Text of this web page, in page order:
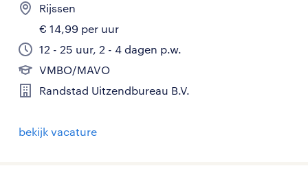
Rijssen
€ 14,99 per uur
12 - 25 uur, 2 - 4 dagen p.w.
VMBO/MAVO
Randstad Uitzendbureau B.V.
bekijk vacature